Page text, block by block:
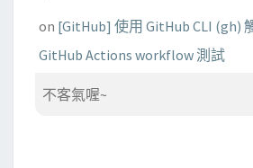
on [GitHub] 使用 GitHub CLI (gh)
GitHub Actions workflow 測試
不客氣喔~